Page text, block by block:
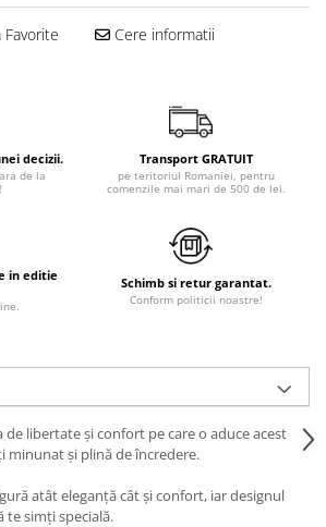
Cere informatii
decizii.
de la
Transport GRATUIT
pe teritoriul Romaniei, pentru
comenzile mai mari de 500 de lei.
in editie
Schimb si retur garantat.
Conform politicii noastre!
de libertate și confort pe care o aduce acest
minunat și plină de încredere.
atât eleganță cât și confort, iar designul
te simți specială.